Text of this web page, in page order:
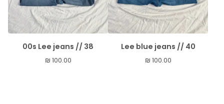
00s Lee jeans // 38
₪ 100.00
Lee blue jeans // 40
₪ 100.00